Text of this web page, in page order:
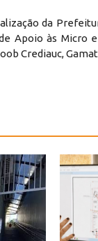
da
Apoio às Micro
Crediauc,